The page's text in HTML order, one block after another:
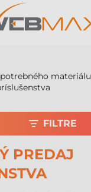
materiálu
PREDAJ
FILTRE